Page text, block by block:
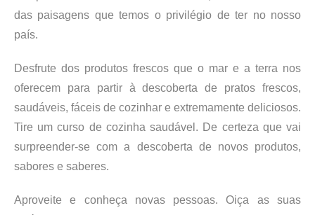
das paisagens que temos o privilégio de ter no nosso
país.
Desfrute dos produtos frescos que o mar e a terra nos
oferecem para partir à descoberta de pratos frescos,
saudáveis, fáceis de cozinhar e extremamente deliciosos.
Tire um curso de cozinha saudável. De certeza que vai
surpreender-se com a descoberta de novos produtos,
sabores e saberes.
Aproveite e conheça novas pessoas. Oiça as suas